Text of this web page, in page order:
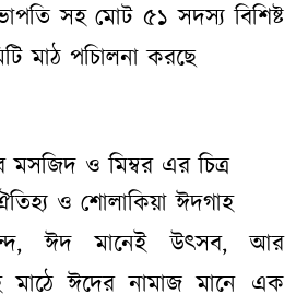
সহ মোট ৫১ সদস্য বিশিষ্ট
মাঠ পচিালনা করছে
মসজিদ ও মিম্বর এর চিত্র
ও শোলাকিয়া ঈদগাহ
ঈদ মানেই উৎসব, আর
মাঠে ঈদের নামাজ মানে এক